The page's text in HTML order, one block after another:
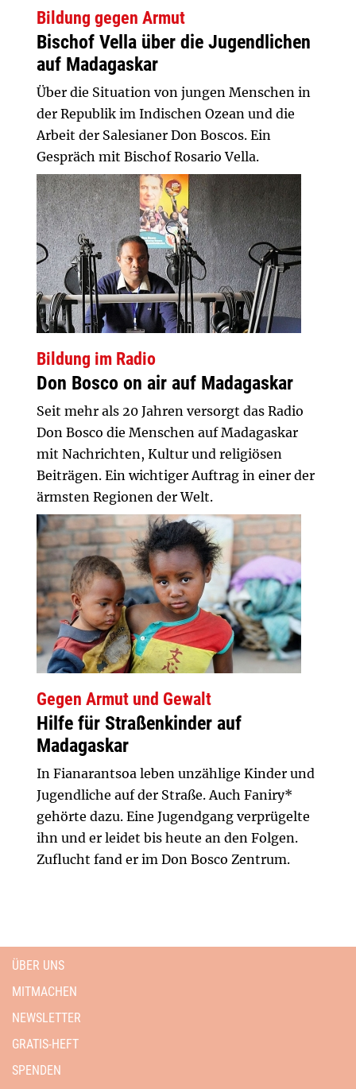
Bildung gegen Armut
Bischof Vella über die Jugendlichen
auf Madagaskar
Über die Situation von jungen Menschen in
der Republik im Indischen Ozean und die
Arbeit der Salesianer Don Boscos. Ein
Gespräch mit Bischof Rosario Vella.
Bildung im Radio
Don Bosco on air auf Madagaskar
Seit mehr als 20 Jahren versorgt das Radio
Don Bosco die Menschen auf Madagaskar
mit Nachrichten, Kultur und religiösen
Beiträgen. Ein wichtiger Auftrag in einer der
ärmsten Regionen der Welt.
Gegen Armut und Gewalt
Hilfe für Straßenkinder auf
Madagaskar
In Fianarantsoa leben unzählige Kinder und
Jugendliche auf der Straße. Auch Faniry*
gehörte dazu. Eine Jugendgang verprügelte
ihn und er leidet bis heute an den Folgen.
Zuflucht fand er im Don Bosco Zentrum.
ÜBER UNS
MITMACHEN
NEWSLETTER
GRATIS-HEFT
SPENDEN